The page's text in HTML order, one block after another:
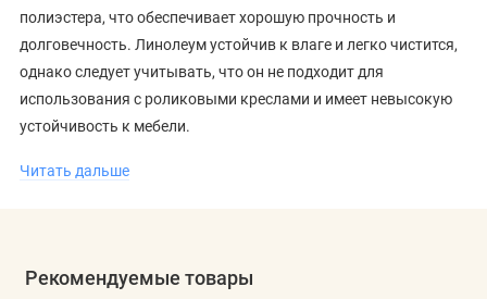
полиэстера, что обеспечивает хорошую прочность и
долговечность. Линолеум устойчив к влаге и легко чистится,
однако следует учитывать, что он не подходит для
использования с роликовыми креслами и имеет невысокую
устойчивость к мебели.
Покрытие прекрасно вписывается в различные интерьеры,
года. Для тех, кто ищет качественное и стильное покрытие,
Читать дальше
Рекомендуемые товары